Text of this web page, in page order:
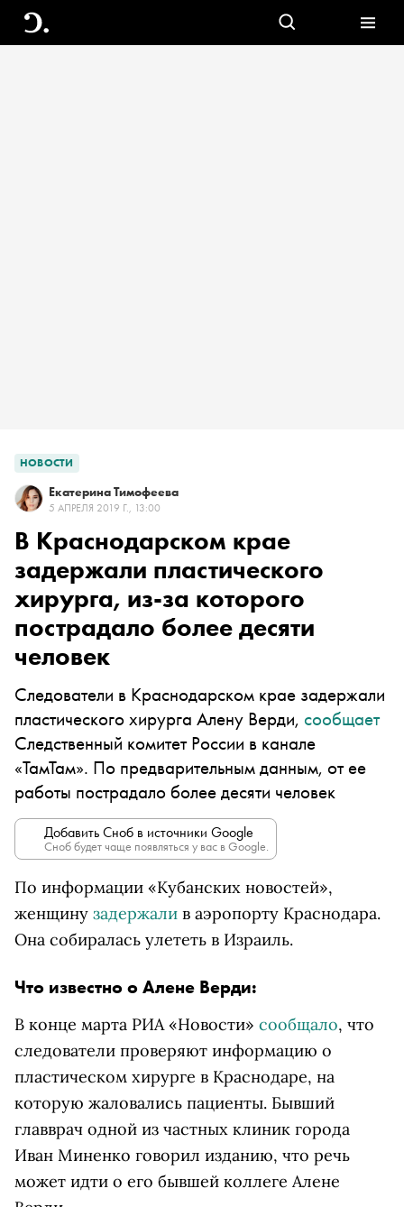
НОВОСТИ
Екатерина Тимофеева
5 АПРЕЛЯ 2019 Г., 13:00
В Краснодарском крае
задержали пластического
хирурга, из-за которого
пострадало более десяти
человек
Следователи в Краснодарском крае задержали
пластического хирурга Алену Верди, сообщает
Следственный комитет России в канале
«ТамТам». По предварительным данным, от ее
работы пострадало более десяти человек
Добавить Сноб в источники Google
Сноб будет чаще появляться у вас в Google.
По информации «Кубанских новостей»,
женщину задержали в аэропорту Краснодара.
Она собиралась улететь в Израиль.
Что известно о Алене Верди:
В конце марта РИА «Новости» сообщало, что
следователи проверяют информацию о
пластическом хирурге в Краснодаре, на
которую жаловались пациенты. Бывший
главврач одной из частных клиник города
Иван Миненко говорил изданию, что речь
может идти о его бывшей коллеге Алене